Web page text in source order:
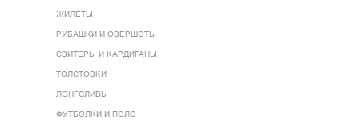
ЖИЛЕТЫ
РУБАШКИ И ОВЕРШОТЫ
СВИТЕРЫ И КАРДИГАНЫ
ТОЛСТОВКИ
ЛОНГСЛИВЫ
ФУТБОЛКИ И ПОЛО